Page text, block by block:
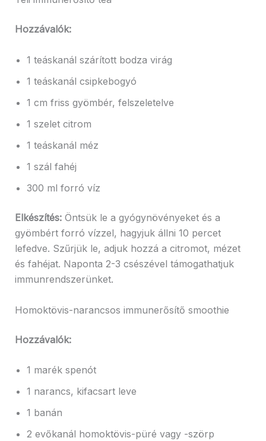
Hozzávalók:
1 teáskanál szárított bodza virág
1 teáskanál csipkebogyó
1 cm friss gyömbér, felszeletelve
1 szelet citrom
1 teáskanál méz
1 szál fahéj
300 ml forró víz
Elkészítés:Öntsük le a gyógynövényeket és a
gyömbért forró vízzel, hagyjuk állni 10 percet
lefedve. Szűrjük le, adjuk hozzá a citromot, mézet
és fahéjat. Naponta 2-3 csészével támogathatjuk
immunrendszerünket.
Homoktövis-narancsos immunerősítő smoothie
Hozzávalók:
1 marék spenót
1 narancs, kifacsart leve
1 banán
2 evőkanál homoktövis-püré vagy -szörp